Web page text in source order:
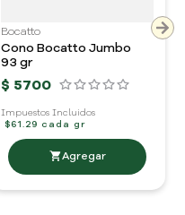
Bocatto
Cono Bocatto Jumbo
93 gr
$ 5700
Impuestos Incluidos
$61.29 cada gr